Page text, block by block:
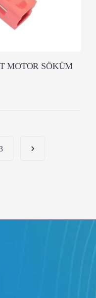
MOTOR SÖKÜM